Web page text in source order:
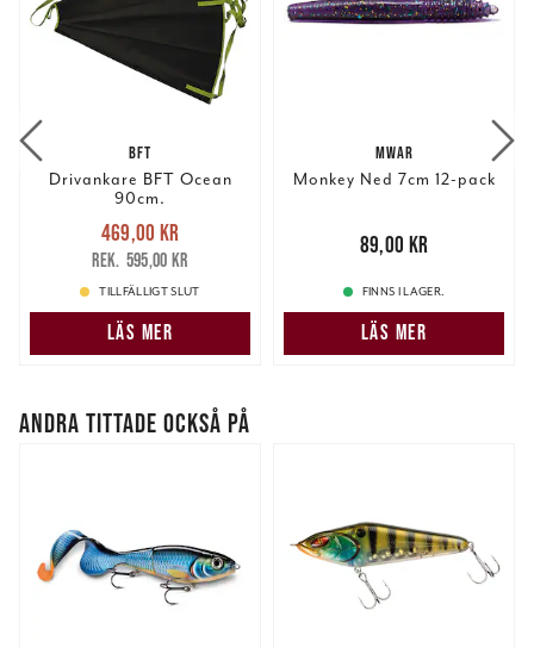
BFT
Drivankare BFT Ocean
90cm.
Nuvarande pris
469,00 krTidigare pris
595,00 kr
469,00 kr
595,00 kr
TILLFÄLLIGT SLUT
LÄS MER
MWAR
Monkey Ned 7cm 12-pack
89,00 kr
89,00 kr
FINNS I LAGER.
LÄS MER
ANDRA TITTADE OCKSÅ PÅ